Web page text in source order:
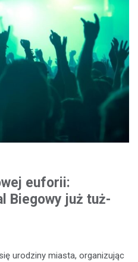
euforii:
Biegowy już tuż-
urodziny miasta, organizując